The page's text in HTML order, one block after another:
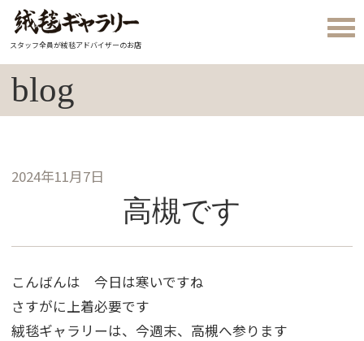
スタッフ全員が絨毯アドバイザーのお店
blog
2024年11月7日
高槻です
こんばんは 今日は寒いですね
さすがに上着必要です
絨毯ギャラリーは、今週末、高槻へ参ります